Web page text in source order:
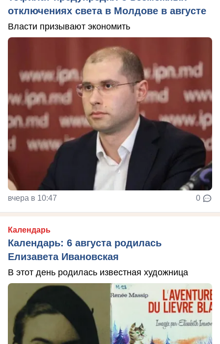
отключениях света в Молдове в августе
Власти призывают экономить
вчера в 10:47 0
Календарь
Календарь: 6 августа родилась
Елизавета Ивановская
В этот день родилась известная художница